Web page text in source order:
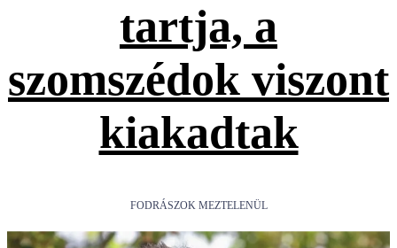
tartja, a
szomszédok viszont
kiakadtak
FODRÁSZOK MEZTELENÜL